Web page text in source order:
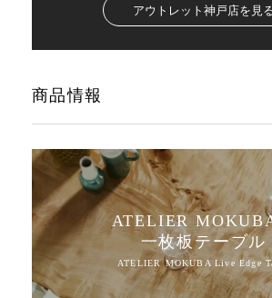
アウトレット神戸店を見
商品情報
ATELIER
一枚板テーブル